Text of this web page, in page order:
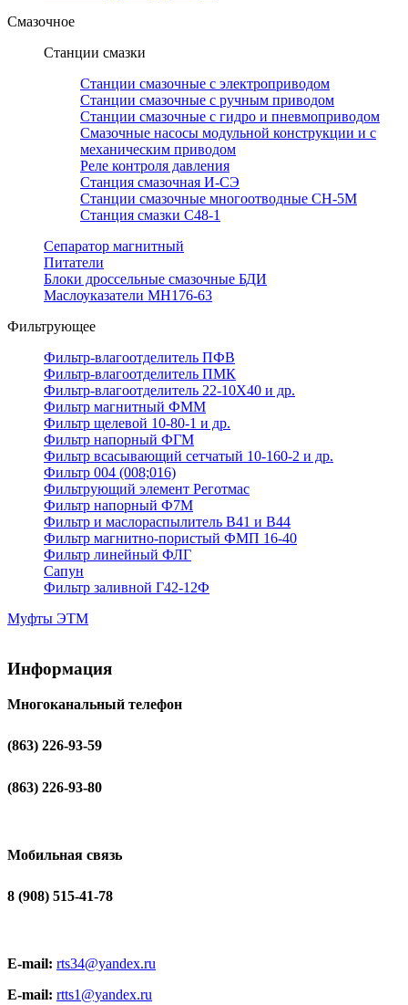
Смазочное
Станции смазки
Станции смазочные с электроприводом
Станции смазочные с ручным приводом
Станции смазочные с гидро и пневмоприводом
Смазочные насосы модульной конструкции и с
механическим приводом
Реле контроля давления
Станция смазочная И-СЭ
Станции смазочные многоотводные СН-5М
Станция смазки С48-1
Сепаратор магнитный
Питатели
Блоки дроссельные смазочные БДИ
Маслоуказатели МН176-63
Фильтрующее
Фильтр-влагоотделитель ПФВ
Фильтр-влагоотделитель ПМК
Фильтр-влагоотделитель 22-10Х40 и др.
Фильтр магнитный ФММ
Фильтр щелевой 10-80-1 и др.
Фильтр напорный ФГМ
Фильтр всасывающий сетчатый 10-160-2 и др.
Фильтр 004 (008;016)
Фильтрующий элемент Реготмас
Фильтр напорный Ф7М
Фильтр и маслораспылитель В41 и В44
Фильтр магнитно-пористый ФМП 16-40
Фильтр линейный ФЛГ
Сапун
Фильтр заливной Г42-12Ф
Муфты ЭТМ
Информация
Многоканальный телефон
(863) 226-93-59
(863) 226-93-80
Мобильная связь
8 (908) 515-41-78
E-mail: rts34@yandex.ru
E-mail: rtts1@yandex.ru